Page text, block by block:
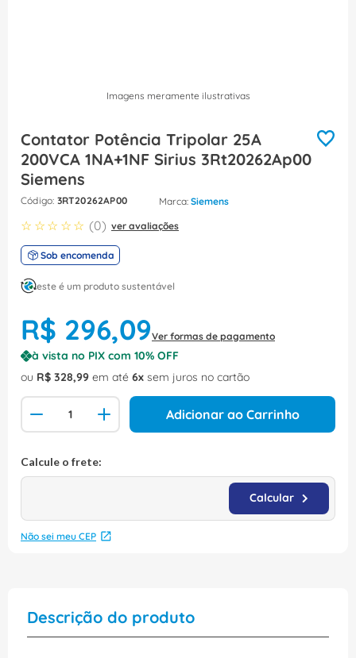
Imagens meramente ilustrativas
Contator Potência Tripolar 25A
200VCA 1NA+1NF Sirius 3Rt20262Ap00
Siemens
: 3RT20262AP00 Siemens
☆ ☆ ☆ ☆ ☆ (0) ver avaliações
Sob encomenda
este é um produto sustentável
R$ 296,09Ver formas de pagamento
à vista no PIX com 10% OFF
ou R$ 328,99 em até 6 sem juros no cartão
Adicionar ao Carrinho
Não sei meu CEP
Descrição do produto